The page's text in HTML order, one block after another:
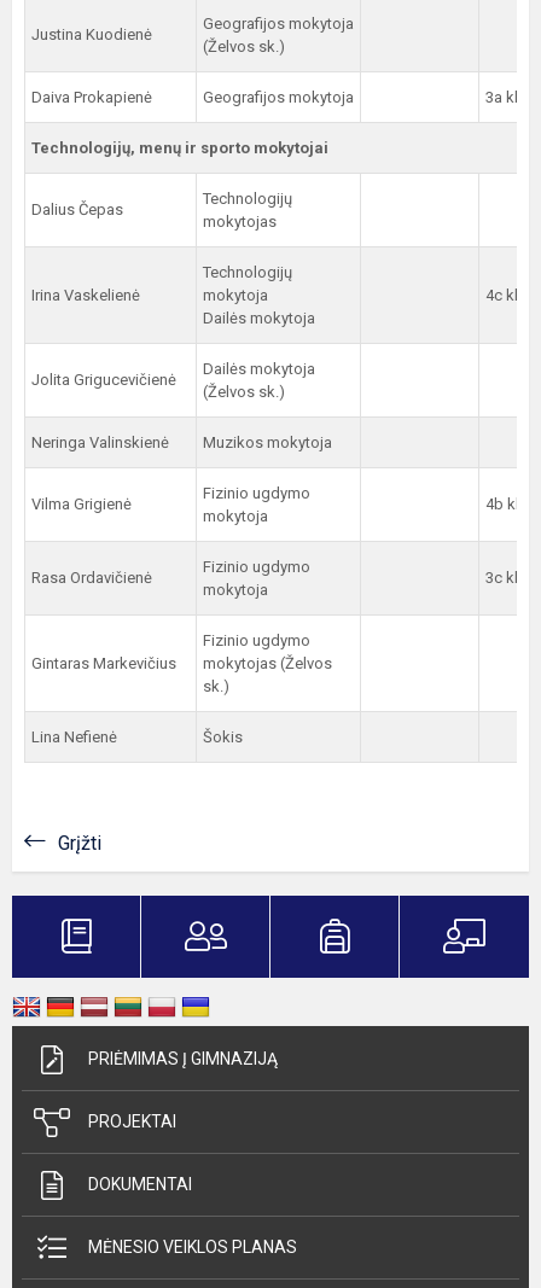
Justina Kuodienė
Geografijos mokytoja
(Želvos sk.)
Daiva Prokapienė Geografijos mokytoja 3a kl.
Technologijų, menų ir sporto mokytojai
Dalius Čepas
Technologijų
mokytojas
Irina Vaskelienė
Technologijų
mokytoja
Dailės mokytoja
4c kl.
Jolita Grigucevičienė
Dailės mokytoja
(Želvos sk.)
Neringa Valinskienė Muzikos mokytoja
Vilma Grigienė
Fizinio ugdymo
mokytoja
4b kl.
Rasa Ordavičienė
Fizinio ugdymo
mokytoja
3c kl.
Gintaras Markevičius
Fizinio ugdymo
mokytojas (Želvos
sk.)
Lina Nefienė Šokis
Grįžti
PRIĖMIMAS Į GIMNAZIJĄ
PROJEKTAI
DOKUMENTAI
MĖNESIO VEIKLOS PLANAS